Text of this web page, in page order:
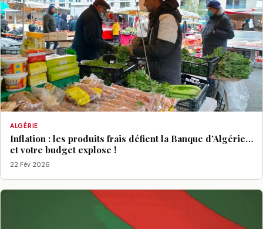
ALGÉRIE
Inflation : les produits frais défient la Banque d’Algérie…
et votre budget explose !
22 Fév 2026